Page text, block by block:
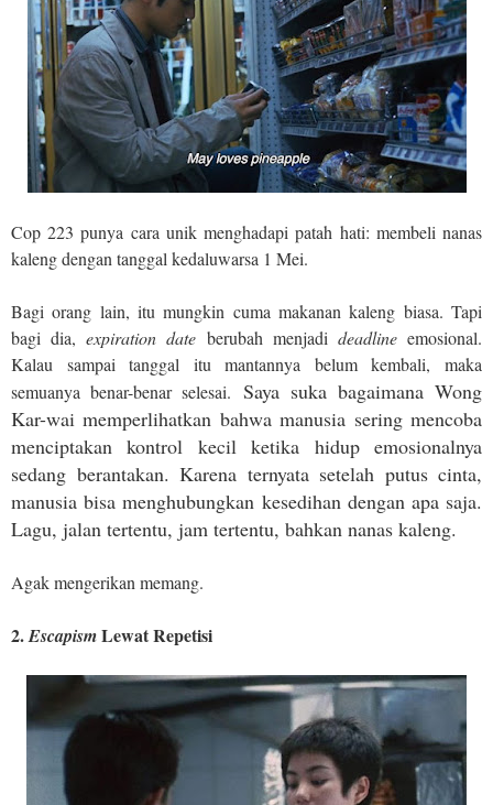
Cop 223 punya cara unik menghadapi patah hati: membeli nanas
kaleng dengan tanggal kedaluwarsa 1 Mei.
Bagi orang lain, itu mungkin cuma makanan kaleng biasa. Tapi
bagi dia,expiration date berubah menjadi deadlineemosional.
Kalau sampai tanggal itu mantannya belum kembali, maka
semuanya benar-benar selesai. Saya suka bagaimana Wong
Kar-wai memperlihatkan bahwa manusia sering mencoba
menciptakan kontrol kecil ketika hidup emosionalnya
sedang berantakan. Karena ternyata setelah putus cinta,
manusia bisa menghubungkan kesedihan dengan apa saja.
Lagu, jalan tertentu, jam tertentu, bahkan nanas kaleng.
Agak mengerikan memang.
2.EscapismLewat Repetisi